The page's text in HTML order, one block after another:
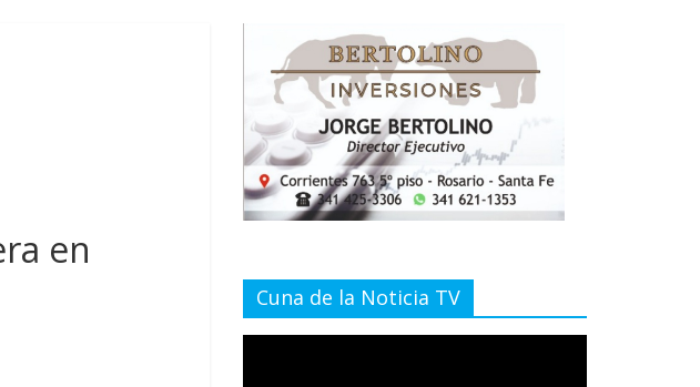
en
Cuna de la Noticia TV